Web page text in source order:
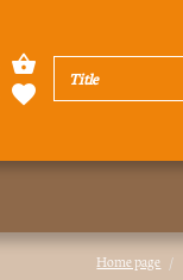
Home page